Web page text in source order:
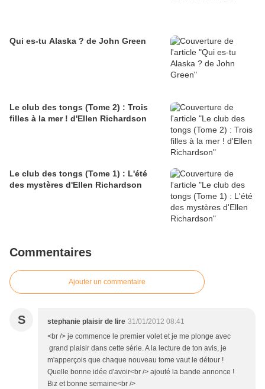
Qui es-tu Alaska ? de John Green
Le club des tongs (Tome 2) : Trois
filles à la mer ! d'Ellen Richardson
Le club des tongs (Tome 1) : L'été
des mystères d'Ellen Richardson
Commentaires
Ajouter un commentaire
S stephanie plaisir de lire 31/01/2012 08:41
<br /> je commence le premier volet et je me plonge avec
grand plaisir dans cette série. A la lecture de ton avis, je
m'apperçois que chaque nouveau tome vaut le détour !
Quelle bonne idée d'avoir<br /> ajouté la bande annonce !
Biz et bonne semaine<br />